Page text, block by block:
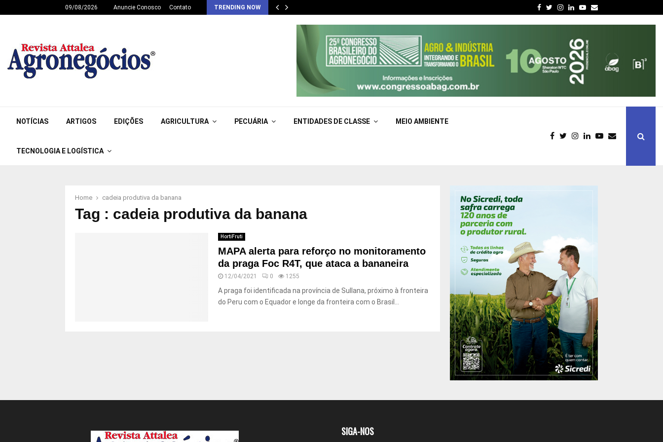
09/08/2026 Anuncie Conosco Contato TRENDING NOW Facebook
Twitter
Instagram
LinkedinYoutube
Email
NOTÍCIAS ARTIGOS EDIÇÕES AGRICULTURA PECUÁRIA ENTIDADES DE CLASSE MEIO AMBIENTE
TECNOLOGIA E LOGÍSTICA
Home cadeia produtiva da banana
Tag : cadeia produtiva da banana
HortiFruti
MAPA alerta para reforço no monitoramento
da praga Foc R4T, que ataca a bananeira
12/04/2021 0 1255
A praga foi identificada na província de Sullana, próximo à fronteira
do Peru com o Equador e longe da fronteira com o Brasil...
SIGA-NOS